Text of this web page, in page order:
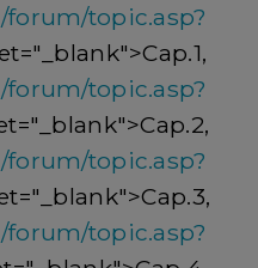
topic.asp?
topic.asp?
topic.asp?
topic.asp?